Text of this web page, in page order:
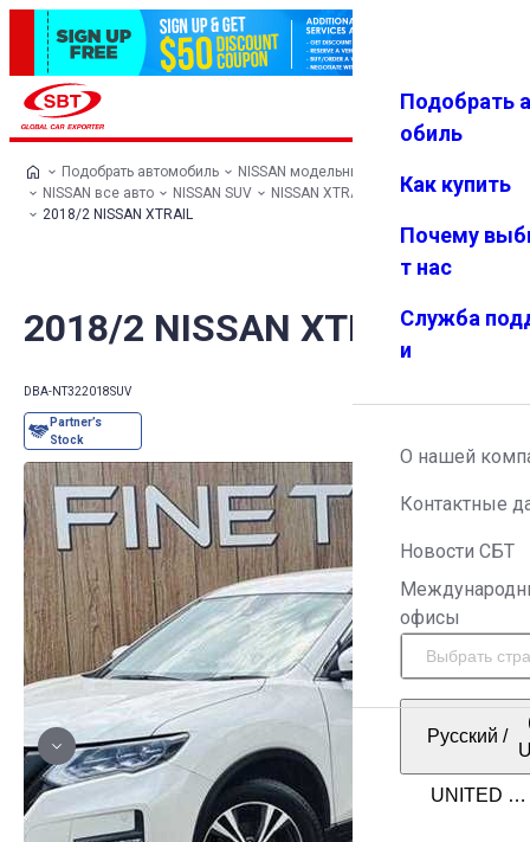
Избранн
Меню
Подобрать
обиль
Как купить
Почему
т нас
Служба
и
О нашей
Контактные
Новости СБТ
офисы
Русский /
Подобрать автомобиль
NISSAN модельный ряд
NISSAN все авто
NISSAN SUV
NISSAN XTRAIL
2018/2 NISSAN XTRAIL
2018/2 NISSAN XTRAIL
DBA-NT322018SUV